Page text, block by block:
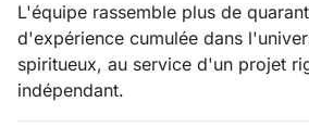
L'équipe rassemble plus de
d'expérience cumulée dans
spiritueux, au service d'un projet
indépendant.